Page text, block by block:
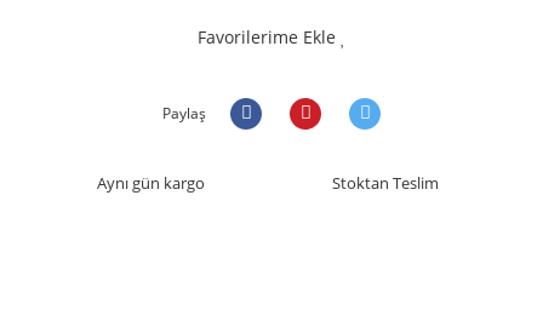
Favorilerime Ekle
Paylaş
Aynı gün kargo Stoktan Teslim